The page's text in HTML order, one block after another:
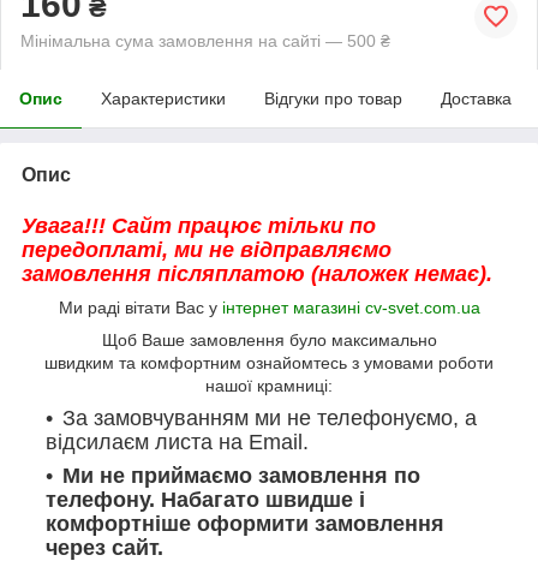
₴
Мінімальна сума замовлення на сайті — 500 ₴
Опис Характеристики Відгуки про товар Доставка
Опис
Увага!!! Сайт працює тільки по
передоплаті, ми не відправляємо
замовлення післяплатою (наложек немає).
Ми раді вітати Вас у інтернет магазині cv-svet.com.ua
Щоб Ваше замовлення було максимально
швидким та комфортним ознайомтесь з умовами роботи
нашої крамниці:
За замовчуванням ми не телефонуємо, а
відсилаєм листа на Email.
Ми не приймаємо замовлення по
телефону. Набагато швидше і
комфортніше оформити замовлення
через сайт.